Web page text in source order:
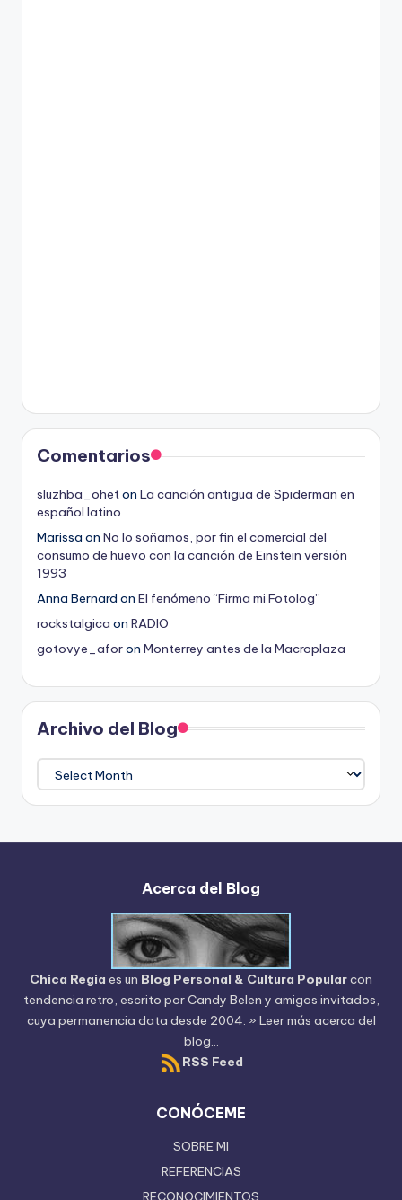
Comentarios
sluzhba_oheton La canción antigua de Spiderman en
español latino
Marissa on No lo soñamos, por fin el comercial del
consumo de huevo con la canción de Einstein versión
1993
Anna Bernard on El fenómeno “Firma mi Fotolog”
rockstalgica on RADIO
gotovye_aforon Monterrey antes de la Macroplaza
Archivo del Blog
Archivo
del
Blog
Acerca del Blog
Chica Regia es un Blog Personal & Cultura Popularcon
tendencia retro, escrito porCandy Belen y amigos invitados,
cuya permanencia data desde 2004. » Leer más acerca del
blog...
RSS Feed
CONÓCEME
SOBRE MI
REFERENCIAS
RECONOCIMIENTOS